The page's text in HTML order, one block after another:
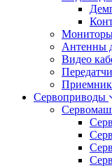
Антенны
Видео
Сервоприводы